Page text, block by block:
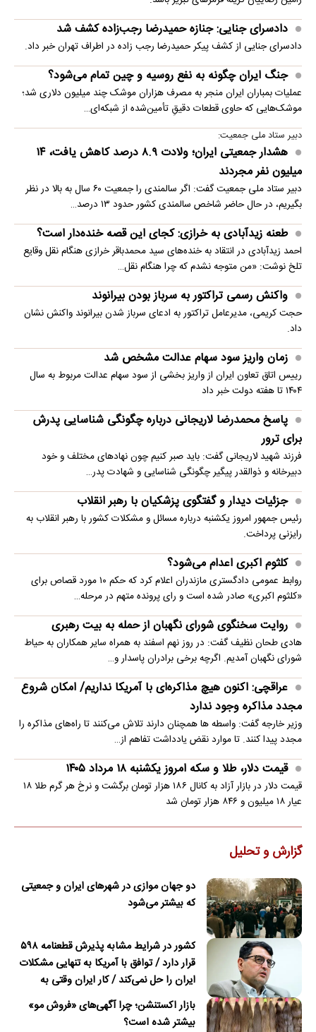
دادسرای جنایی: جنازه حمیدرضا رجب‌زاده کشف شد
دادسرای جنایی از کشف پیکر حمیدرضا رجب زاده در اطراف تهران خبر داد.
جنگ ایران چگونه به نفع روسیه و چین تمام می‌شود؟
عملیات بمباران ایران منجر به مصرف هزاران موشک چند میلیون دلاری شد؛
موشک‌هایی که حاوی قطعات دقیقِ تأمین‌شده از شبکه‌ای…
دبیر ستاد ملی جمعیت:
هشدار جمعیتی ایران؛ ولادت ۸.۹ درصد کاهش یافت، ۱۴
میلیون نفر مجردند
دبیر ستاد ملی جمعیت گفت: اگر سالمندی را جمعیت ۶۰ سال به بالا در نظر
بگیریم، در حال حاضر شاخص سالمندی کشور حدود ۱۳ درصد…
طعنه زیدآبادی به خرازی: کجای این قصه خنده‌دار است؟
احمد زیدآبادی در انتقاد به خنده‌های سید محمدباقر خرازی هنگام نقل وقایع
تلخ نوشت: «من متوجه نشدم که چرا هنگام نقل…
واکنش رسمی تراکتور به سرباز بودن بیرانوند
حجت کریمی، مدیرعامل تراکتور به ادعای سرباز شدن بیرانوند واکنش نشان
داد.
زمان واریز سود سهام عدالت مشخص شد
رییس اتاق تعاون ایران از واریز بخشی از سود سهام عدالت مربوط به سال
۱۴۰۴ تا هفته دولت خبر داد
پاسخ محمدرضا لاریجانی درباره چگونگی شناسایی پدرش
برای ترور
فرزند شهید لاریجانی گفت: باید صبر کنیم چون نهادهای مختلف و خود
دبیرخانه و ذوالقدر پیگیر چگونگی شناسایی و شهادت پدر…
جزئیات دیدار و گفتگوی پزشکیان با رهبر انقلاب
رئیس جمهور امروز یکشنبه درباره مسائل و مشکلات کشور با رهبر انقلاب به
رایزنی پرداخت.
کلثوم اکبری اعدام می‌شود؟
روابط عمومی دادگستری مازندران اعلام کرد که حکم ۱۰ مورد قصاص برای
«کلثوم اکبری» صادر شده است و رای پرونده متهم در مرحله…
روایت سخنگوی شورای نگهبان از حمله به بیت رهبری
هادی طحان نظیف گفت: در روز نهم اسفند به همراه سایر همکاران به حیاط
شورای نگهبان آمدیم. اگرچه برخی برادران پاسدار و…
عراقچی: اکنون هیچ مذاکره‌ای با آمریکا نداریم/ امکان شروع
مجدد مذاکره وجود ندارد
وزیر خارجه گفت: واسطه ها همچنان دارند تلاش می‌کنند تا راه‌های مذاکره را
مجدد پیدا کنند. تا موارد نقض یادداشت تفاهم از…
قیمت دلار، طلا و سکه امروز یکشنبه ۱۸ مرداد ۱۴۰۵
قیمت دلار در بازار آزاد به کانال ۱۸۶ هزار تومان برگشت و نرخ هر گرم طلا ۱۸
عیار ۱۸ میلیون و ۸۴۶ هزار تومان شد
گزارش و تحلیل
دو جهان موازی در شهرهای ایران و جمعیتی
که بیشتر می‌شود
کشور در شرایط مشابه پذیرش قطعنامه ۵۹۸
قرار دارد / توافق با آمریکا به تنهایی مشکلات
ایران را حل نمی‌کند / کار ایران وقتی به
امضای ترکمانچای رسید که دیگر چاره‌ای نبود
بازار اکستنشن؛ چرا آگهی‌های «فروش مو»
بیشتر شده است؟